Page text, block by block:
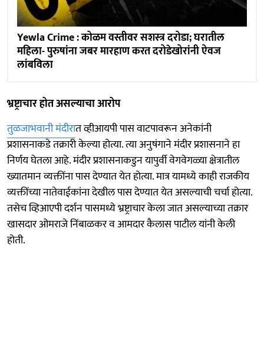
Yewla Crime : कोळम वस्तीवर सशस्त्र दरोडा; घरातील
महिला- पुरुषांना जबर मारहाण करत दरोडेखोरांनी ऐवज
लांबविला
भ्रष्ट्राचार होत असल्याचा आरोप
तुळजाभवानी मंदीरात व्हीआयपी पास वाटपावरून अनेकांनी
प्रशासनाकडे तक्रारी केल्या होत्या. त्या अनुषंगाने मंदीर प्रशासनाने हा
निर्णय घेतला आहे. मंदीर प्रशासनाकडुन यापुर्वी वेगवेगळ्या क्षेत्रातील
ख्यातमान व्यक्तींना पास देण्यात येत होत्या. मात्र यामध्ये काही राजकीय
व्यक्तींच्या नातेवाईकांना देखील पास देण्यात येत असल्याची चर्चा होत्या.
तसेच व्हिआएपी दर्शन पासमध्ये भ्रष्ट्राचार केला जात असल्याच्या तक्रार
खासदार ओमराजे निंबाळकर व आमदार कैलास पाटील यांनी केली
होती.